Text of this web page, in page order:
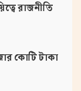
রাজনীতি
কোটি টাকা